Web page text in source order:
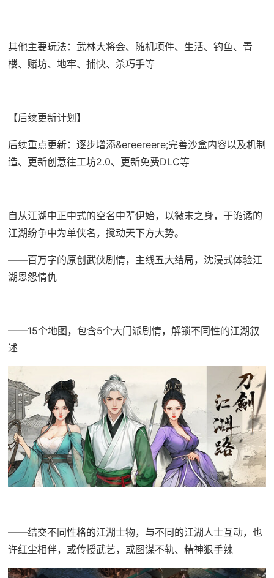
其他主要玩法：武林大将会、随机项件、生活、钓鱼、青
楼、赌坊、地牢、捕快、杀巧手等
【后续更新计划】
后续重点更新：逐步增添&ereereere;完善沙盒内容以及机制
造、更新创意往工坊2.0、更新免费DLC等
自从江湖中正中式的空名中辈伊始，以微末之身，于诡谲的
江湖纷争中为单侠名，搅动天下方大势。
——百万字的原创武侠剧情，主线五大结局，沈浸式体验江
湖恩怨情仇
——15个地图，包含5个大门派剧情，解锁不同性的江湖叙
述
——结交不同性格的江湖士物，与不同的江湖人士互动，也
许红尘相伴，或传授武艺，或图谋不轨、精神狠手辣